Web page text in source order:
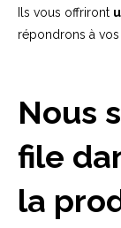
Ils vous offriront
répondrons à
Nous
file
la